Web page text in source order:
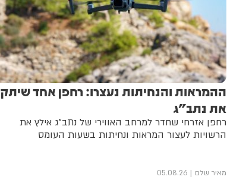
ההמראות והנחיתות נעצרו: רחפן אחד שיתק
את נתב"ג
רחפן אזרחי שחדר למרחב האווירי של נתב"ג אילץ את
הרשויות לעצור המראות ונחיתות בשעות העומס
מאיר שלם 05.08.26